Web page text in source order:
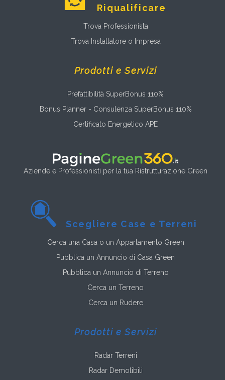
Riqualificare
Trova Professionista
Trova Installatore o Impresa
Prodotti e Servizi
Prefattibilità SuperBonus 110%
Bonus Planner - Consulenza SuperBonus 110%
Certificato Energetico APE
Aziende e Professionisti per la tua Ristrutturazione Green
Scegliere Case e Terreni
Cerca una Casa o un Appartamento Green
Pubblica un Annuncio di Casa Green
Pubblica un Annuncio di Terreno
Cerca un Terreno
Cerca un Rudere
Prodotti e Servizi
Radar Terreni
Radar Demolibili